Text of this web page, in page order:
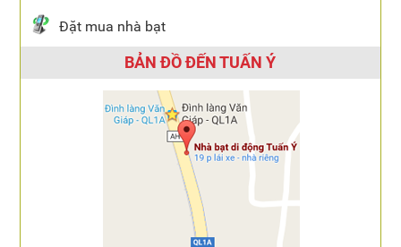
Đặt mua nhà bạt
BẢN ĐỒ ĐẾN TUẤN Ý